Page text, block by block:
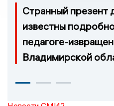
Странный презент
известны
педагоге-
Владимирской